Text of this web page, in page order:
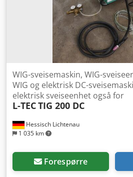
Hessisch Lichtenau
1 035 km
WIG-sveisemaskin, WIG-
WIG og elektrisk DC-
elektrisk sveiseenhet også for
L-TECTIG 200 DC
Forespørre